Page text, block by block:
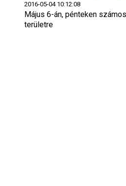
2016-05-04 10:12:08
Május 6-án, pénteken
területre